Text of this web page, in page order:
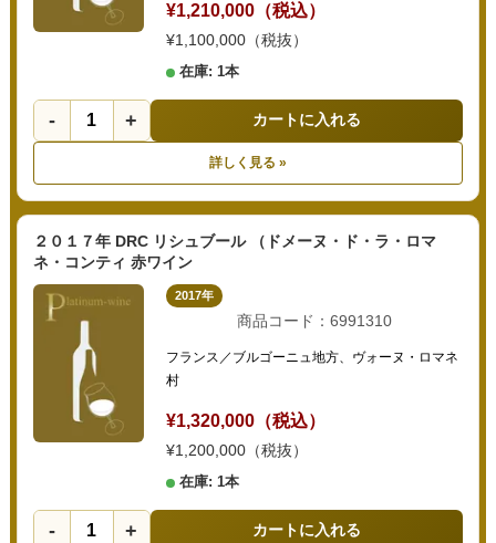
¥1,210,000（税込）
¥1,100,000（税抜）
在庫: 1本
- + カートに入れる
詳しく見る »
２０１７年 DRC リシュブール （ドメーヌ・ド・ラ・ロマ
ネ・コンティ 赤ワイン
2017年
商品コード：6991310
フランス／ブルゴーニュ地方、ヴォーヌ・ロマネ
村
¥1,320,000（税込）
¥1,200,000（税抜）
在庫: 1本
- + カートに入れる